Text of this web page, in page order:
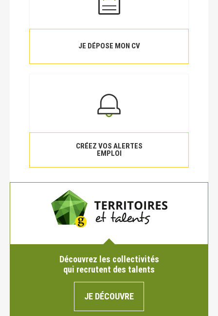
JE DÉPOSE MON CV
CRÉEZ VOS ALERTES
EMPLOI
Découvrez les collectivités
qui recrutent des talents
JE DÉCOUVRE